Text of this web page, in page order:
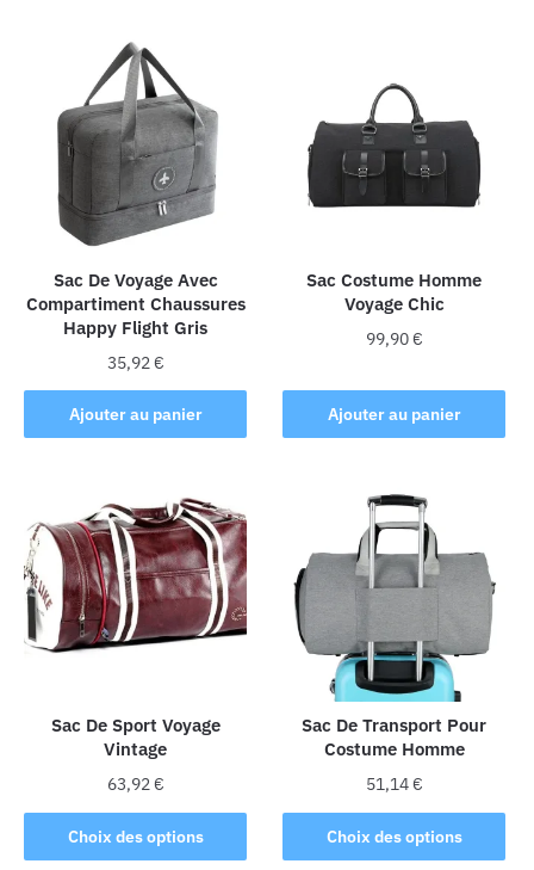
Sac De Voyage Avec
Compartiment Chaussures
Happy Flight Gris
35,92€
Ajouter au panier
Sac Costume Homme
Voyage Chic
99,90€
Ajouter au panier
Sac De Sport Voyage
Vintage
63,92€
Choix des options
Ce
produit
Sac De Transport Pour
Costume Homme
51,14€
Choix des options
Ce
produit